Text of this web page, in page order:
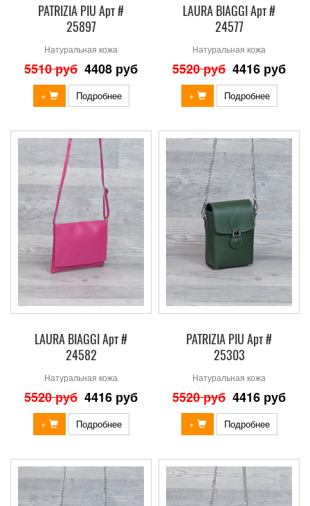
PATRIZIA PIU Арт #
25897
Натуральная кожа
5510 руб 4408 руб
+ Подробнее
LAURA BIAGGI Арт #
24577
Натуральная кожа
5520 руб 4416 руб
+ Подробнее
LAURA BIAGGI Арт #
24582
Натуральная кожа
5520 руб 4416 руб
+ Подробнее
PATRIZIA PIU Арт #
25303
Натуральная кожа
5520 руб 4416 руб
+ Подробнее